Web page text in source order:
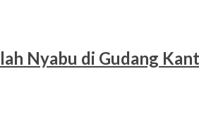
Nyabu di Gudang